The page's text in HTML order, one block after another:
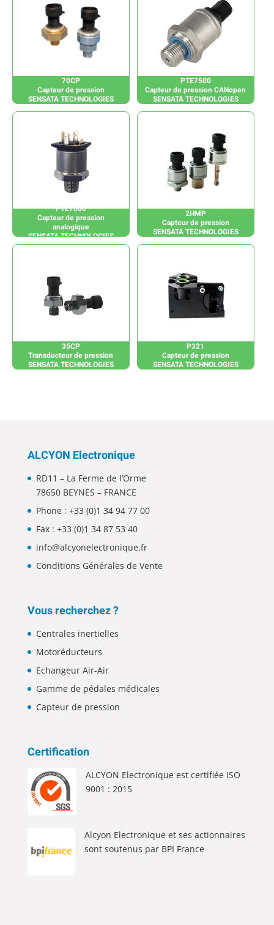
70CP
Capteur de pression
SENSATA TECHNOLOGIES
PTE7500
Capteur de pression CANopen
SENSATA TECHNOLOGIES
PTE7000
Capteur de pression
analogique
SENSATA TECHNOLOGIES
2HMP
Capteur de pression
SENSATA TECHNOLOGIES
35CP
Transducteur de pression
SENSATA TECHNOLOGIES
P321
Capteur de pression
SENSATA TECHNOLOGIES
ALCYON Electronique
RD11 – La Ferme de l’Orme
78650 BEYNES – FRANCE
Phone : +33 (0)1 34 94 77 00
Fax : +33 (0)1 34 87 53 40
info@alcyonelectronique.fr
Conditions Générales de Vente
Vous recherchez ?
Centrales inertielles
Motoréducteurs
Echangeur Air-Air
Gamme de pédales médicales
Capteur de pression
Certification
ALCYON Electronique est certifiée ISO
9001 : 2015
Alcyon Electronique et ses actionnaires
sont soutenus par BPI France